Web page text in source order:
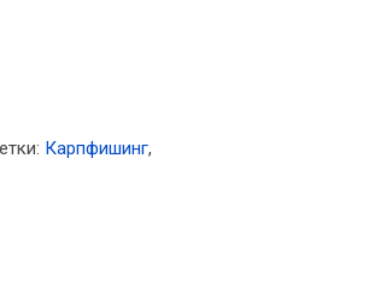
Карпфишинг,